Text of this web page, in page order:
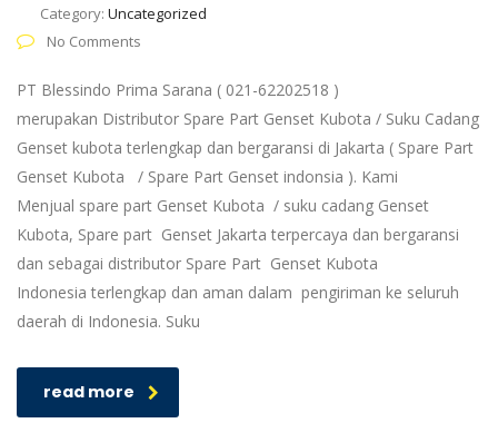
Category: Uncategorized
No Comments
PT Blessindo Prima Sarana ( 021-62202518 )
merupakan Distributor Spare Part Genset Kubota / Suku Cadang
Genset kubota terlengkap dan bergaransi di Jakarta ( Spare Part
Genset Kubota / Spare Part Genset indonsia ). Kami
Menjual spare part Genset Kubota / suku cadang Genset
Kubota, Spare part Genset Jakarta terpercaya dan bergaransi
dan sebagai distributor Spare Part Genset Kubota
Indonesia terlengkap dan aman dalam pengiriman ke seluruh
daerah di Indonesia. Suku
read more